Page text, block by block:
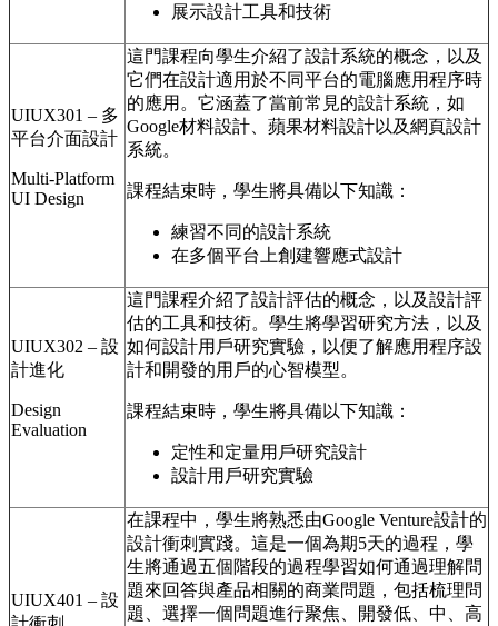
展示設計工具和技術
UIUX301 – 多
平台介面設計
Multi-Platform
UI Design
這門課程向學生介紹了設計系統的概念，以及
它們在設計適用於不同平台的電腦應用程序時
的應用。它涵蓋了當前常見的設計系統，如
Google材料設計、蘋果材料設計以及網頁設計
系統。
課程結束時，學生將具備以下知識：
練習不同的設計系統
在多個平台上創建響應式設計
UIUX302 – 設
計進化
Design
Evaluation
這門課程介紹了設計評估的概念，以及設計評
估的工具和技術。學生將學習研究方法，以及
如何設計用戶研究實驗，以便了解應用程序設
計和開發的用戶的心智模型。
課程結束時，學生將具備以下知識：
定性和定量用戶研究設計
設計用戶研究實驗
UIUX401 – 設
在課程中，學生將熟悉由Google Venture設計的
設計衝刺實踐。這是一個為期5天的過程，學
生將通過五個階段的過程學習如何通過理解問
題來回答與產品相關的商業問題，包括梳理問
題、選擇一個問題進行聚焦、開發低、中、高